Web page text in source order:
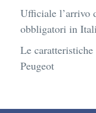
Ufficiale l’arrivo
obbligatori in
Le
Peugeot